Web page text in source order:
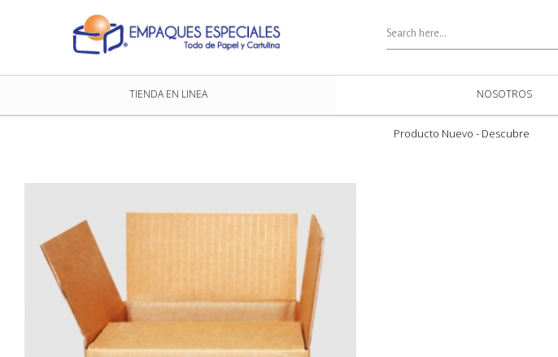
TIENDA EN LINEA NOSOTROS
Producto Nuevo - Descubre